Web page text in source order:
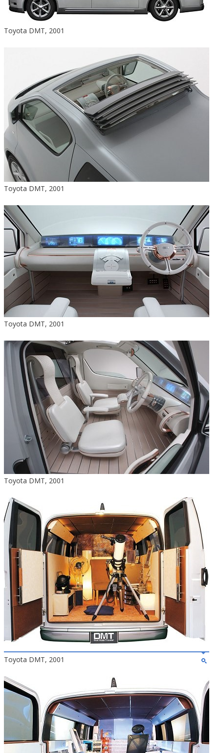
Toyota DMT, 2001
Toyota DMT, 2001
Toyota DMT, 2001
Toyota DMT, 2001
Toyota DMT, 2001